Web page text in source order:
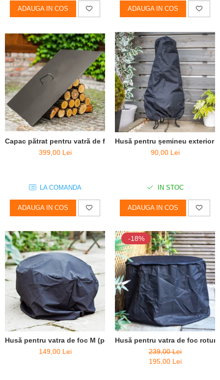
ADAUGA IN COS ADAUGA IN COS
Capac pătrat pentru vatră de foc, oțel solid
399,00 Lei
LA COMANDA
ADAUGA IN COS
Husă pentru șemineu exterior
90,00 Lei
IN STOC
ADAUGA IN COS
Husă pentru vatra de foc M (pentru boluri medii - D65 cm,
149,00 Lei
-18%
Husă pentru vatra de foc
239,00 Lei
195,00 Lei